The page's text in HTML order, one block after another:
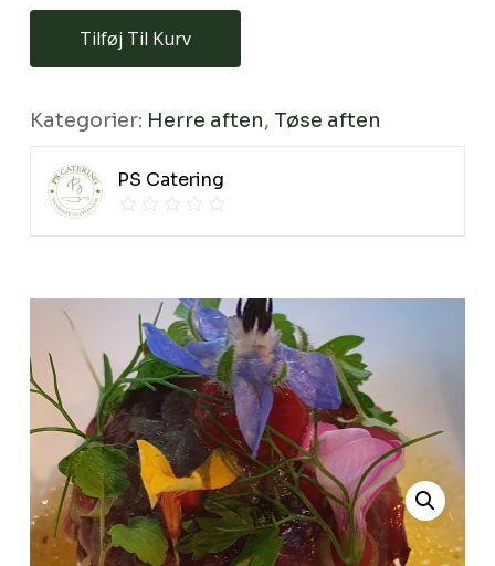
Ingen varer i kurven.
Go To Shop
Tilføj Til Kurv
Kategorier: Herre aften, Tøse aften
PS Catering